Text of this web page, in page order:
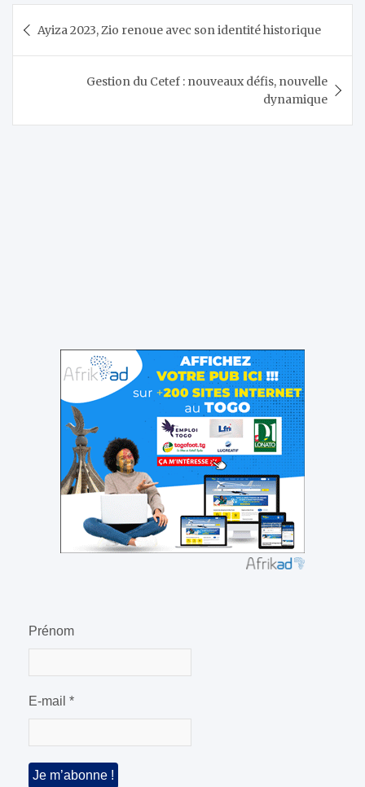
de Ayiza 2023, Zio renoue avec son identité historique
Gestion du Cetef : nouveaux défis, nouvelle
dynamique
Prénom
E-mail *